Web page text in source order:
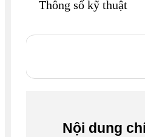
Thông số kỹ thuật
Nội dung